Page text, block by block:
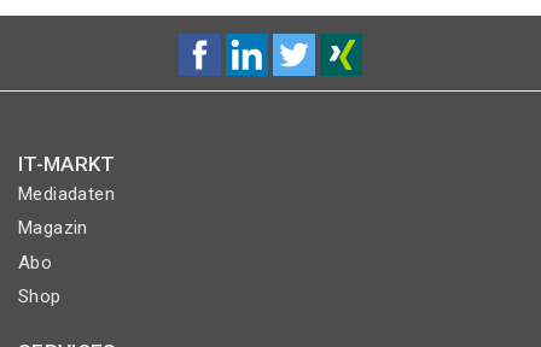
IT-MARKT
Mediadaten
Magazin
Abo
Shop